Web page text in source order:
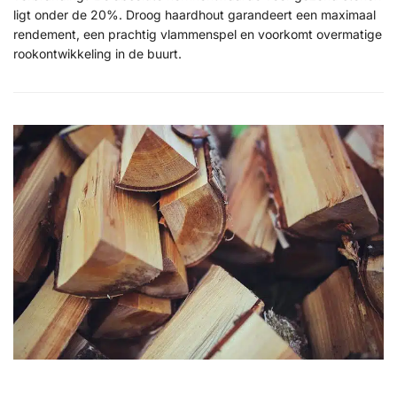
ligt onder de 20%. Droog haardhout garandeert een maximaal
rendement, een prachtig vlammenspel en voorkomt overmatige
rookontwikkeling in de buurt.